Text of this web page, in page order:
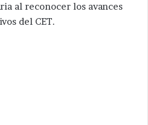
al reconocer los avances
del CET.